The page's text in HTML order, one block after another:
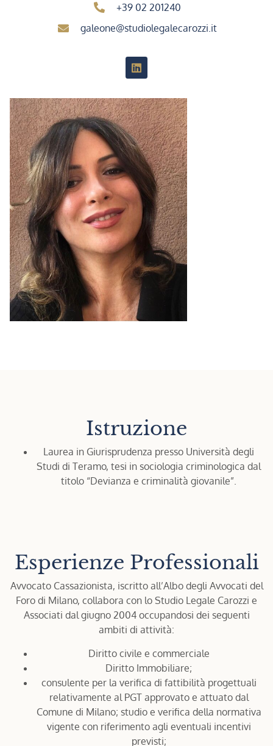
+39 02 201240
galeone@studiolegalecarozzi.it
Istruzione
Laurea in Giurisprudenza presso Università degli
Studi di Teramo, tesi in sociologia criminologica dal
titolo “Devianza e criminalità giovanile”.
Esperienze Professionali
Avvocato Cassazionista, iscritto all’Albo degli Avvocati del
Foro di Milano, collabora con lo Studio Legale Carozzi e
Associati dal giugno 2004 occupandosi dei seguenti
ambiti di attività:
Diritto civile e commerciale
Diritto Immobiliare;
consulente per la verifica di fattibilità progettuali
relativamente al PGT approvato e attuato dal
Comune di Milano; studio e verifica della normativa
vigente con riferimento agli eventuali incentivi
previsti;